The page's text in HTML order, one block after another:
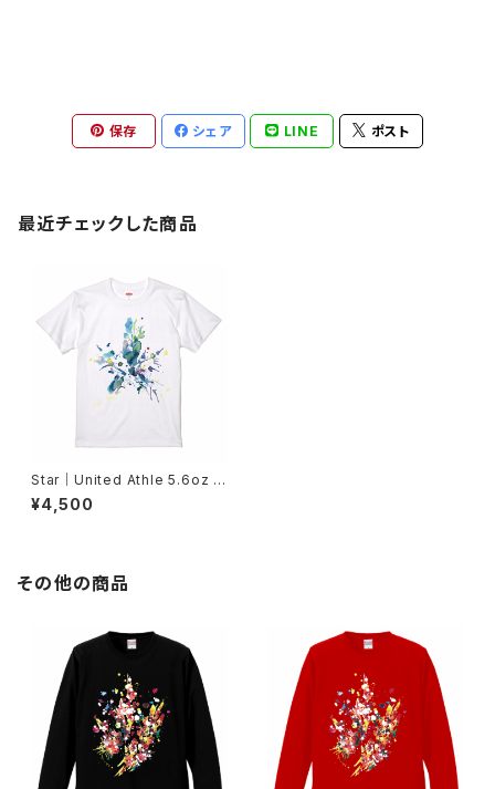
保存 シェア LINE ポスト
最近チェックした商品
Star｜United Athle 5.6oz T
シャツ-ホワイトS/M/L/XL/XX
L/XXXL
¥4,500
その他の商品